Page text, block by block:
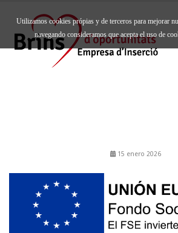
15 enero 2026
Utilizamos cookies própias y de terceros para mejorar
navegando consideramos que acepta el uso de